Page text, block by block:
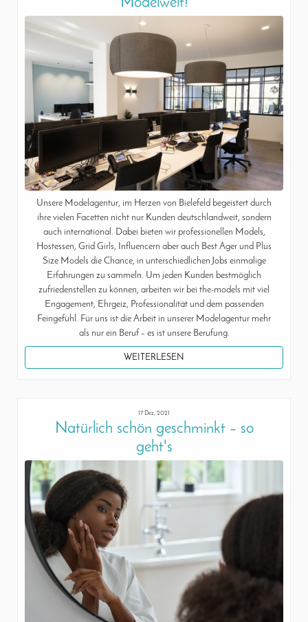
Unsere Modelagentur, im Herzen von Bielefeld begeistert durch
ihre vielen Facetten nicht nur Kunden deutschlandweit, sondern
auch international. Dabei bieten wir professionellen Models,
Hostessen, Grid Girls, Influencern aber auch Best Ager und Plus
Size Models die Chance, in unterschiedlichen Jobs einmalige
Erfahrungen zu sammeln. Um jeden Kunden bestmöglich
zufriedenstellen zu können, arbeiten wir bei the-models mit viel
Engagement, Ehrgeiz, Professionalität und dem passenden
Feingefühl. Für uns ist die Arbeit in unserer Modelagentur mehr
als nur ein Beruf – es ist unsere Berufung.
WEITERLESEN
17 Dez, 2021
Natürlich schön geschminkt – so
geht's